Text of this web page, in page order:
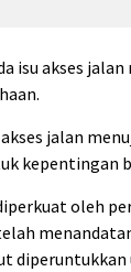
isu akses
jalan
kepentingan
oleh